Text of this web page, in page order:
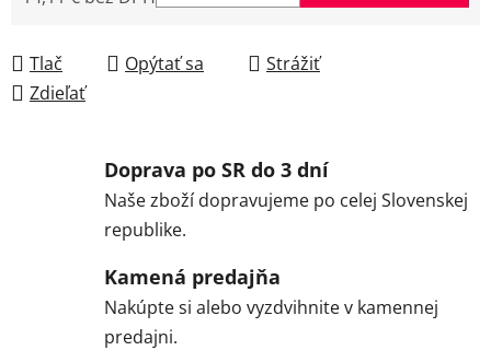
Tlač Opýtať sa
Strážiť
Zdieľať
Doprava po SR do 3 dní
Naše zboží dopravujeme po celej Slovenskej
republike.
Kamená predajňa
Nakúpte si alebo vyzdvihnite v kamennej
predajni.